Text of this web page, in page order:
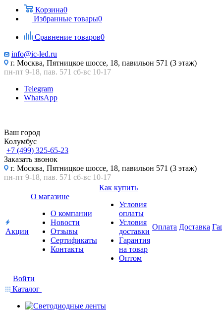
Корзина0
Избранные товары0
Сравнение товаров0
info@ic-led.ru
г. Москва, Пятницкое шоссе, 18, павильон 571 (3 этаж)
пн-пт 9-18, пав. 571 сб-вс 10-17
Telegram
WhatsApp
Ваш город
Колумбус
+7 (499) 325-65-23
Заказать звонок
г. Москва, Пятницкое шоссе, 18, павильон 571 (3 этаж)
пн-пт 9-18, пав. 571 сб-вс 10-17
Акции
О магазине
О компании
Новости
Отзывы
Сертификаты
Контакты
Как купить
Условия
оплаты
Условия
доставки
Гарантия
на товар
Оптом
Оплата Доставка
Войти
Каталог